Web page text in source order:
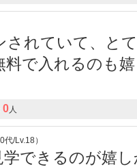
されていて、と
料で入れるのも
0 人
/Lv.18）
できるのが嬉